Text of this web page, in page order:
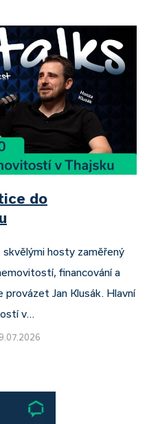
do
hosty zaměřený
financování a
Jan Klusák. Hlavní
v…